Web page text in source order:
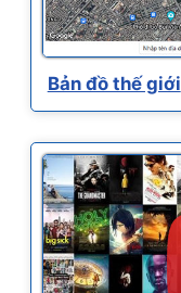
Bản đồ thế giới